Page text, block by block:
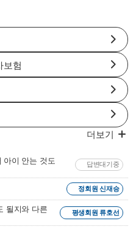
보험
아이 안는 것도
답변대기중
정회원 신재승
될지와 다른
평생회원 류호선
더보기